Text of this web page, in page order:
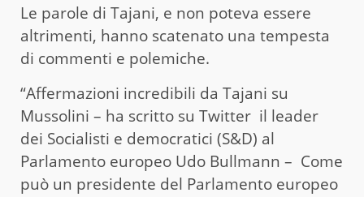
Le parole di Tajani, e non poteva essere
altrimenti, hanno scatenato una tempesta
di commenti e polemiche.
“Affermazioni incredibili da Tajani su
Mussolini – ha scritto su Twitter il leader
dei Socialisti e democratici (S&D) al
Parlamento europeo Udo Bullmann – Come
può un presidente del Parlamento europeo